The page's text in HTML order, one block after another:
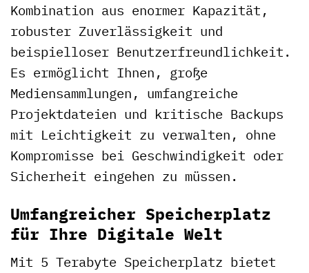
Kombination aus enormer Kapazität,
robuster Zuverlässigkeit und
beispielloser Benutzerfreundlichkeit.
Es ermöglicht Ihnen, große
Mediensammlungen, umfangreiche
Projektdateien und kritische Backups
mit Leichtigkeit zu verwalten, ohne
Kompromisse bei Geschwindigkeit oder
Sicherheit eingehen zu müssen.
Umfangreicher Speicherplatz
für Ihre Digitale Welt
Mit 5 Terabyte Speicherplatz bietet